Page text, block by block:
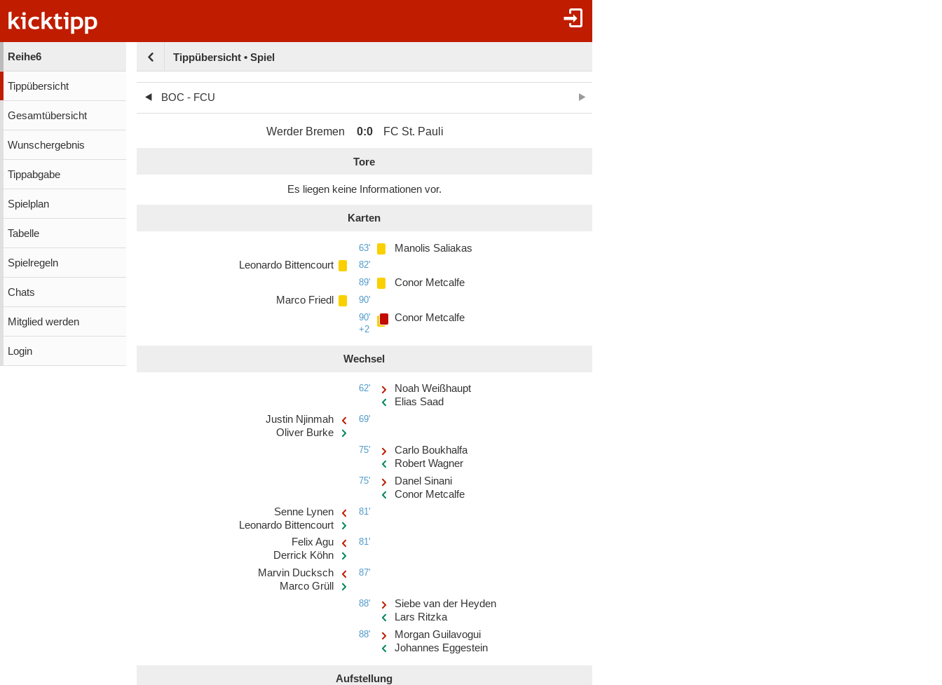
Reihe6
Tippübersicht
Gesamtübersicht
Wunschergebnis
Tippabgabe
Spielplan
Tabelle
Spielregeln
Chats
Mitglied werden
Login
Tippübersicht • Spiel
BOC - FCU
Werder Bremen 0:0 FC St. Pauli
Tore
Es liegen keine Informationen vor.
Karten
63'
Manolis Saliakas
Leonardo Bittencourt
82'
89'
Conor Metcalfe
Marco Friedl
90'
90'
+2
Conor Metcalfe
Wechsel
62'
Noah Weißhaupt
Elias Saad
Justin Njinmah
Oliver Burke
69'
75'
Carlo Boukhalfa
Robert Wagner
75'
Danel Sinani
Conor Metcalfe
Senne Lynen
Leonardo Bittencourt
81'
Felix Agu
Derrick Köhn
81'
Marvin Ducksch
Marco Grüll
87'
88'
Siebe van der Heyden
Lars Ritzka
88'
Morgan Guilavogui
Johannes Eggestein
Aufstellung